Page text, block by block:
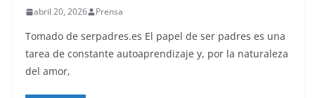
abril 20, 2026 Prensa
Tomado de serpadres.es El papel de ser padres es una
tarea de constante autoaprendizaje y, por la naturaleza
del amor,